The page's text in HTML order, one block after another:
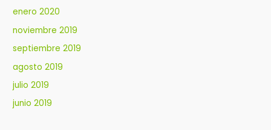
enero 2020
noviembre 2019
septiembre 2019
agosto 2019
julio 2019
junio 2019